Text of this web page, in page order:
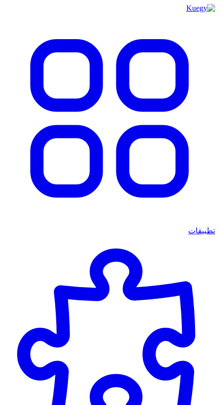
تطبيقات